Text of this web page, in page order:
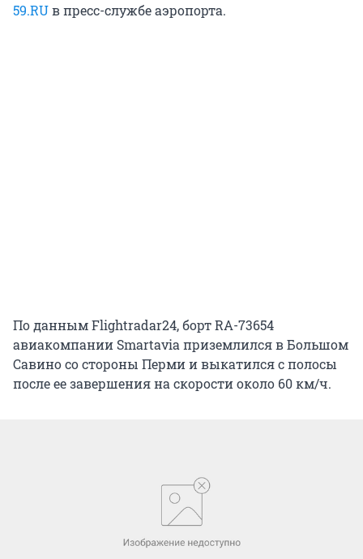
59.RUв пресс-службе аэропорта.
По данным Flightradar24, борт RA-73654
авиакомпании Smartavia приземлился в Большом
Савино со стороны Перми и выкатился с полосы
после ее завершения на скорости около 60 км/ч.